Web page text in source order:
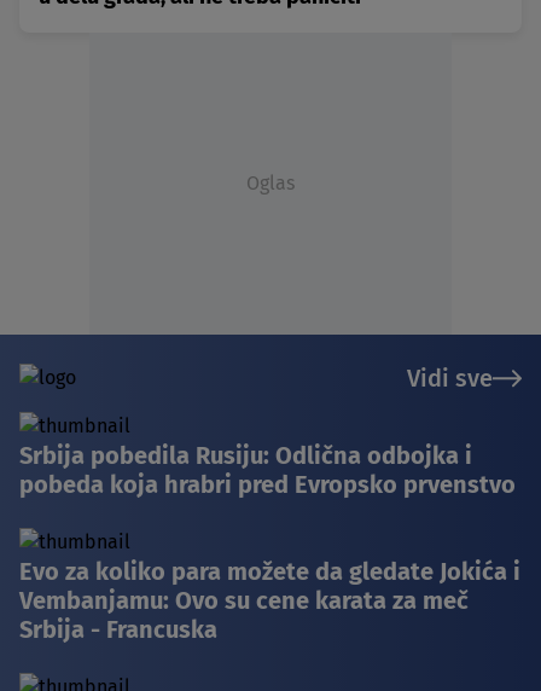
Oglas
Vidi sve
Srbija pobedila Rusiju: Odlična odbojka i
pobeda koja hrabri pred Evropsko prvenstvo
Evo za koliko para možete da gledate Jokića i
Vembanjamu: Ovo su cene karata za meč
Srbija - Francuska